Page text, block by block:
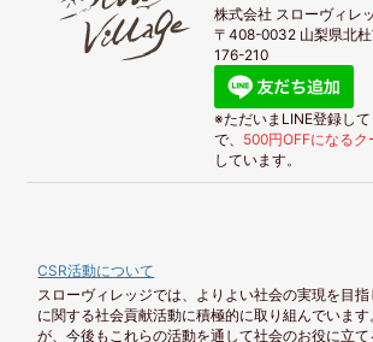
株式会社 スローヴィレ
〒408-0032 山梨県北杜
176-210
※ただいまLINE登録し
で、 500円OFFになるク
しています。
CSR活動について
スローヴィレッジでは、よりよい社会の実現を目
に関する社会貢献活動に積極的に取り組んでいま
が、今後もこれらの活動を通して社会のお役に立て